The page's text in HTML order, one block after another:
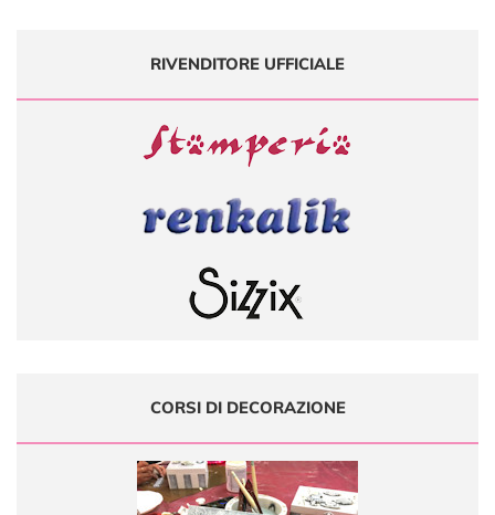
RIVENDITORE UFFICIALE
CORSI DI DECORAZIONE